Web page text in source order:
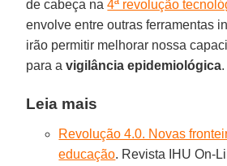
de cabeça na4ª revolução
envolve entre outras ferramentas
irão permitir melhorar nossa
para avigilância epidemiológica.
Leia mais
Revolução 4.0. Novas
educação. Revista IHU On-